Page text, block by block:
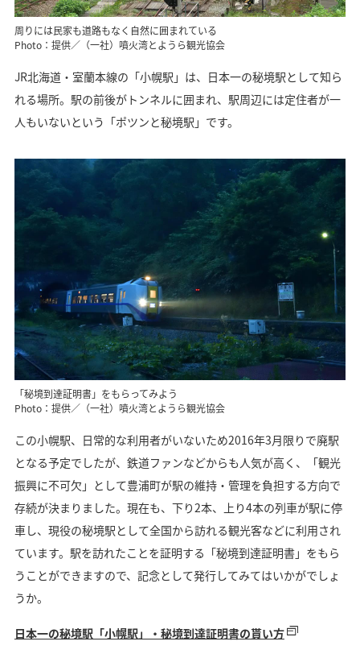
周りには民家も道路もなく自然に囲まれている
Photo：提供／（一社）噴火湾とようら観光協会
JR北海道・室蘭本線の「小幌駅」は、日本一の秘境駅として知ら
れる場所。駅の前後がトンネルに囲まれ、駅周辺には定住者が一
人もいないという「ポツンと秘境駅」です。
「秘境到達証明書」をもらってみよう
Photo：提供／（一社）噴火湾とようら観光協会
この小幌駅、日常的な利用者がいないため2016年3月限りで廃駅
となる予定でしたが、鉄道ファンなどからも人気が高く、「観光
振興に不可欠」として豊浦町が駅の維持・管理を負担する方向で
存続が決まりました。現在も、下り2本、上り4本の列車が駅に停
車し、現役の秘境駅として全国から訪れる観光客などに利⽤され
ています。駅を訪れたことを証明する「秘境到達証明書」をもら
うことができますので、記念として発行してみてはいかがでしょ
うか。
日本一の秘境駅「小幌駅」・秘境到達証明書の貰い方